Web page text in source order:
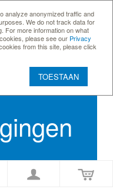
analyze anonymized traffic and
We do not track data for
For more information on what
please see our Privacy
from this site, please click
TOESTAAN